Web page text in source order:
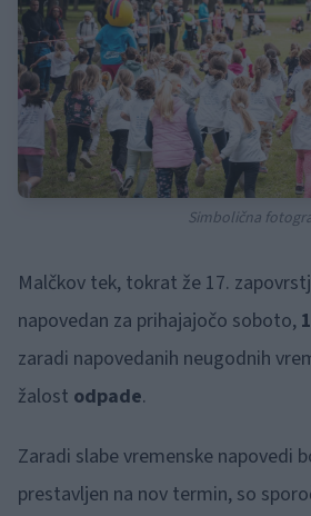
Simbolična
Malčkov tek, tokrat že 17.
napovedan za prihajajočo soboto,
zaradi napovedanih neugodnih
žalost odpade.
Zaradi slabe vremenske napovedi
prestavljen na nov termin, so